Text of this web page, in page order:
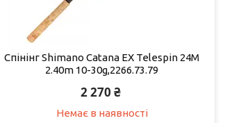
Спінінг Shimano Catana EX Telespin 24M
2.40m 10-30g,2266.73.79
2 270 ₴
Немає в наявності